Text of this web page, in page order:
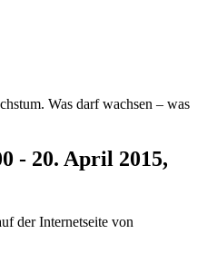
Was darf wachsen – was
- 20. April 2015,
der Internetseite von